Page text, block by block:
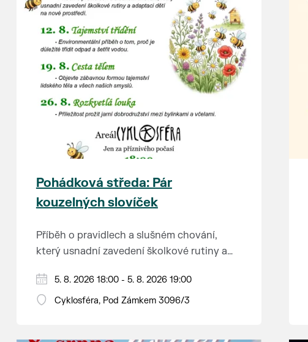
Pohádková středa: Pár
kouzelných slovíček
Příběh o pravidlech a slušném chování,
který usnadní zavedení školkové rutiny a
Hraje se jen za příznivého počasí.
Vstupné dobrovolné.
5. 8. 2026 18:00 - 5. 8. 2026 19:00
Cyklosféra, Pod Zámkem 3096/3